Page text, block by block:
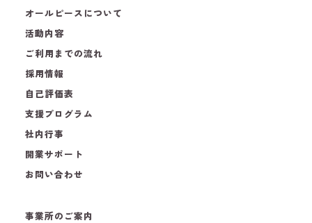
オールピースについて
活動内容
ご利用までの流れ
採用情報
自己評価表
支援プログラム
社内行事
開業サポート
お問い合わせ
事業所のご案内